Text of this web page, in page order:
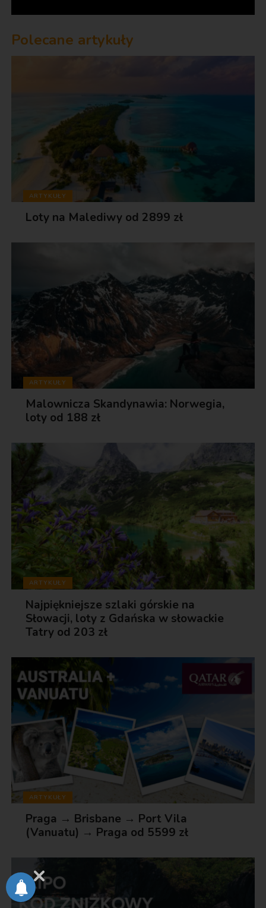
Polecane artykuły
ARTYKUŁY
Loty na Malediwy od 2899 zł
ARTYKUŁY
Malownicza Skandynawia: Norwegia,
loty od 188 zł
ARTYKUŁY
Najpiękniejsze szlaki górskie na
Słowacji, loty z Gdańska w słowackie
Tatry od 203 zł
ARTYKUŁY
Praga → Brisbane → Port Vila
(Vanuatu) → Praga od 5599 zł